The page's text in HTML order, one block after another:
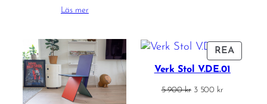
Läs mer
REA
PÅ
Verk Stol V.DE.01
5 900kr Det
3 500 krDet